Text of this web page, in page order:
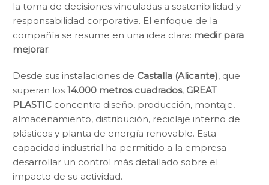
la toma de decisiones vinculadas a sostenibilidad y
responsabilidad corporativa. El enfoque de la
compañía se resume en una idea clara: medir para
mejorar.
Desde sus instalaciones de Castalla (Alicante), que
superan los 14.000 metros cuadrados, GREAT
PLASTIC concentra diseño, producción, montaje,
almacenamiento, distribución, reciclaje interno de
plásticos y planta de energía renovable. Esta
capacidad industrial ha permitido a la empresa
desarrollar un control más detallado sobre el
impacto de su actividad.